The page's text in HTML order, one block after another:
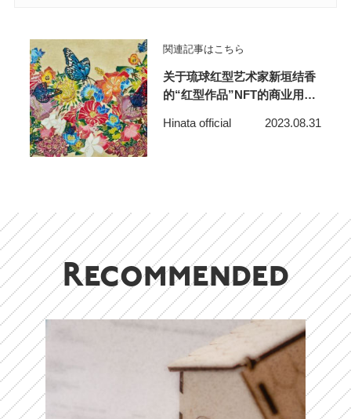
関連記事はこちら
关于琉球红型艺术家新垣结香
的“红型作品”NFT的商业用途
Hinata official 2023.08.31
Recommended